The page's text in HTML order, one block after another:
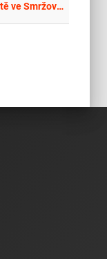
Fasáda na objektu zázemí pro kluziště ve Smržovce